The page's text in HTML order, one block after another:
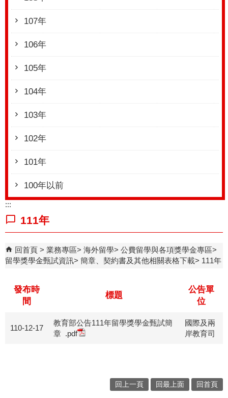
107年
106年
105年
104年
103年
102年
101年
100年以前
:::
111年
回首頁 業務專區 海外留學
公費留學與各項獎學金專區
留學獎學金甄試資訊
簡章、契約書及其他相關表格下載 111年
發布時
間
標題
公告單
位
110-12-17
教育部公告111年留學獎學金甄試簡
章 .pdf
國際及兩
岸教育司
回上一頁 回最上面 回首頁